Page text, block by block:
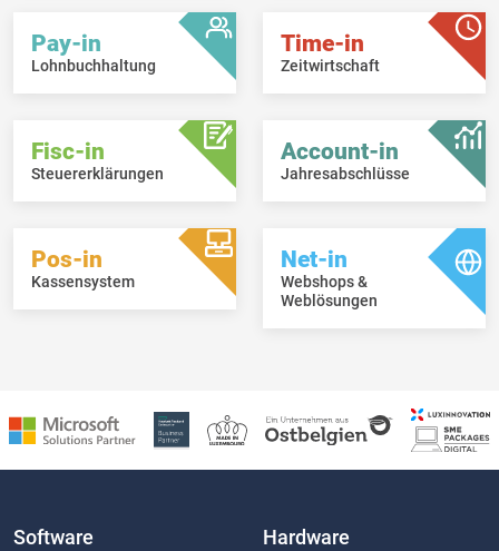
Pay-in
Lohnbuchhaltung
Time-in
Zeitwirtschaft
Fisc-in
Steuererklärungen
Account-in
Jahresabschlüsse
Pos-in
Kassensystem
Net-in
Webshops &
Weblösungen
Software Hardware